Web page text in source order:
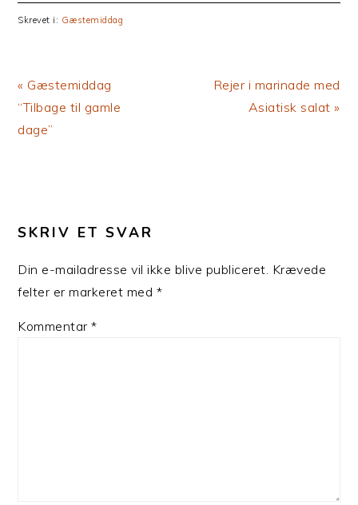
Skrevet i: Gæstemiddag
Previous
Post:
« Gæstemiddag
“Tilbage til gamle
dage”
Next
Rejer i marinade med
Asiatisk salat »
SKRIV ET SVAR
Din e-mailadresse vil ikke blive publiceret. Krævede
felter er markeret med *
Kommentar*